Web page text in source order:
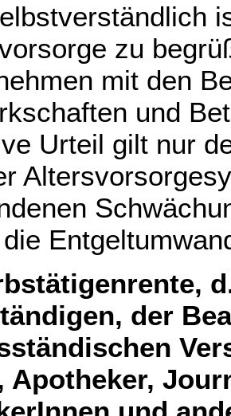
zu
mit den
und
Urteil gilt nur
der
Apotheker,